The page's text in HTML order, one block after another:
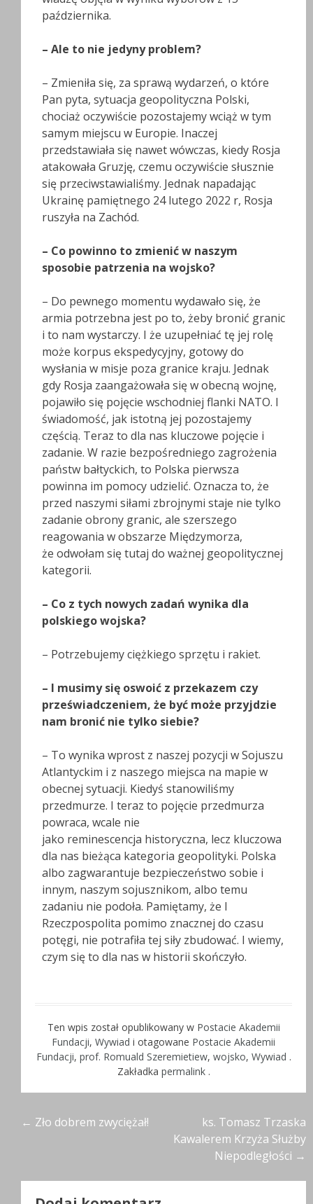
października.
– Ale to nie jedyny problem?
– Zmieniła się, za sprawą wydarzeń, o które
Pan pyta, sytuacja geopolityczna Polski,
chociaż oczywiście pozostajemy wciąż w tym
samym miejscu w Europie. Inaczej
przedstawiała się nawet wówczas, kiedy Rosja
atakowała Gruzję, czemu oczywiście słusznie
się przeciwstawialiśmy. Jednak napadając
Ukrainę pamiętnego 24 lutego 2022 r, Rosja
ruszyła na Zachód.
– Co powinno to zmienić w naszym
sposobie patrzenia na wojsko?
– Do pewnego momentu wydawało się, że
armia potrzebna jest po to, żeby bronić granic
i to nam wystarczy. I że uzupełniać tę jej rolę
może korpus ekspedycyjny, gotowy do
wysłania w misje poza granice kraju. Jednak
gdy Rosja zaangażowała się w obecną wojnę,
pojawiło się pojęcie wschodniej flanki NATO. I
świadomość, jak istotną jej pozostajemy
częścią. Teraz to dla nas kluczowe pojęcie i
zadanie. W razie bezpośredniego zagrożenia
państw bałtyckich, to Polska pierwsza
powinna im pomocy udzielić. Oznacza to, że
przed naszymi siłami zbrojnymi staje nie tylko
zadanie obrony granic, ale szerszego
reagowania w obszarze Międzymorza,
że odwołam się tutaj do ważnej geopolitycznej
kategorii.
– Co z tych nowych zadań wynika dla
polskiego wojska?
– Potrzebujemy ciężkiego sprzętu i rakiet.
– I musimy się oswoić z przekazem czy
przeświadczeniem, że być może przyjdzie
nam bronić nie tylko siebie?
– To wynika wprost z naszej pozycji w Sojuszu
Atlantyckim i z naszego miejsca na mapie w
obecnej sytuacji. Kiedyś stanowiliśmy
przedmurze. I teraz to pojęcie przedmurza
powraca, wcale nie
jako reminescencja historyczna, lecz kluczowa
dla nas bieżąca kategoria geopolityki. Polska
albo zagwarantuje bezpieczeństwo sobie i
innym, naszym sojusznikom, albo temu
zadaniu nie podoła. Pamiętamy, że I
Rzeczpospolita pomimo znacznej do czasu
potęgi, nie potrafiła tej siły zbudować. I wiemy,
czym się to dla nas w historii skończyło.
Ten wpis został opublikowany w Postacie Akademii
Fundacji, Wywiad i otagowane Postacie Akademii
Fundacji, prof. Romuald Szeremietiew, wojsko, Wywiad .
Zakładka permalink .
Nawigacja
← Zło dobrem zwyciężał!
ks. Tomasz Trzaska
Kawalerem Krzyża Służby
Niepodległości →